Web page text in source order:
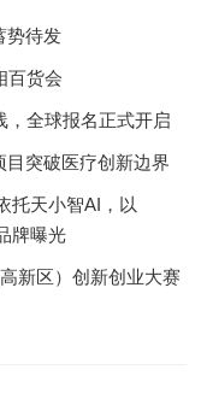
势待发
百货会
，全球报名正式开启
目突破医疗创新边界
托天小智AI，以
牌曝光
新区）创新创业大赛